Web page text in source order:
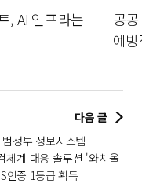
, AI 인프라는
공
예
다음 글
정부 정보시스템
체계 대응 솔루션 '와치올
인증 1등급 획득